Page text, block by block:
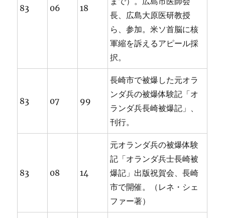
83 06 18
長、広島大原医研教授
ら、参加。米ソ首脳に核
軍縮を訴えるアピール採
択。
83 07 99
長崎市で被爆した元オラ
ンダ兵の被爆体験記「オ
ランダ兵長崎被爆記」、
刊行。
83 08 14
元オランダ兵の被爆体験
記「オランダ兵士長崎被
爆記」出版祝賀会、長崎
市で開催。（レネ・シェ
ファー著）